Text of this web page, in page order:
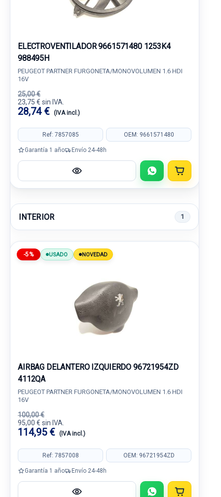
ELECTROVENTILADOR 9661571480 1253K4
988495H
PEUGEOT PARTNER FURGONETA/MONOVOLUMEN 1.6 HDI
16V
25,00 €
23,75 € sin IVA.
28,74 € (IVA incl.)
Ref: 7857085 OEM: 9661571480
Garantía 1 año Envío 24-48h
INTERIOR 1
-5% USADO NOVEDAD
AIRBAG DELANTERO IZQUIERDO 96721954ZD
4112QA
PEUGEOT PARTNER FURGONETA/MONOVOLUMEN 1.6 HDI
16V
100,00 €
95,00 € sin IVA.
114,95 € (IVA incl.)
Ref: 7857008 OEM: 96721954ZD
Garantía 1 año Envío 24-48h